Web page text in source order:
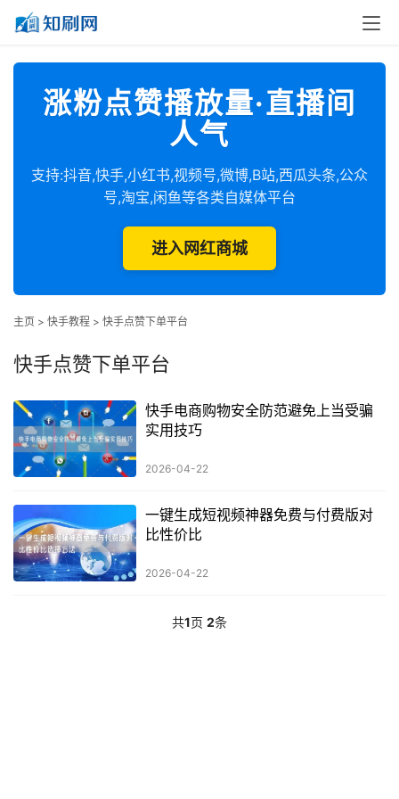
涨粉点赞播放量·直播间
人气
支持:抖音,快手,小红书,视频号,微博,B站,西瓜头条,公众
号,淘宝,闲鱼等各类自媒体平台
进入网红商城
主页 > 快手教程 > 快手点赞下单平台
快手点赞下单平台
快手电商购物安全防范避免上当受骗
实用技巧
2026-04-22
一键生成短视频神器免费与付费版对
比性价比
2026-04-22
共1页 2条